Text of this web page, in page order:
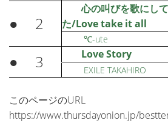
● 2
心の叫びを歌にし
た/Love take it all
℃-ute
● 3 Love Story
EXILE TAKAHIRO
このページのURL
https://www.thursdayonion.jp/